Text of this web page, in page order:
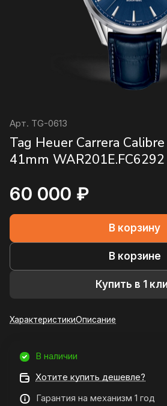
Арт. TG-0613
Tag Heuer Carrera
41mm WAR201E.FC6292
60 000 ₽
В корзину
В корзине
Купить в 1
ХарактеристикиОписание
В наличии
Хотите купить дешевле?
Гарантия на механизм 1 год